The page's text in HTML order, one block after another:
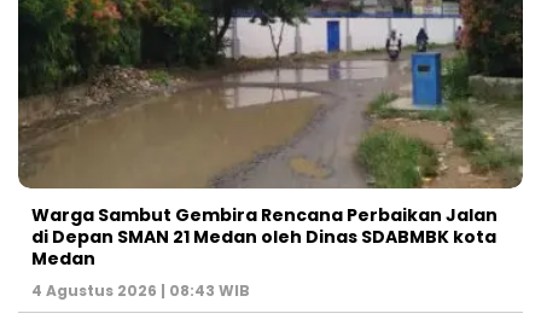
Warga Sambut Gembira Rencana Perbaikan Jalan
di Depan SMAN 21 Medan oleh Dinas SDABMBK kota
Medan
4 Agustus 2026 | 08:43 WIB